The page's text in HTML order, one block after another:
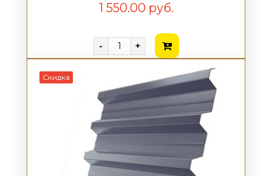
1 550.00 руб.
- +
Скидка